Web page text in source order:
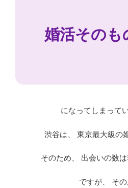
婚活そのも
になってしまって
渋谷は、 東京最大級の
そのため、 出会いの数は
ですが、 その